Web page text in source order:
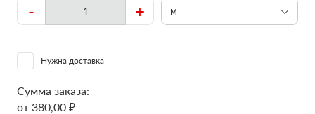
- + м
Нужна доставка
Сумма заказа:
от 380,00 ₽